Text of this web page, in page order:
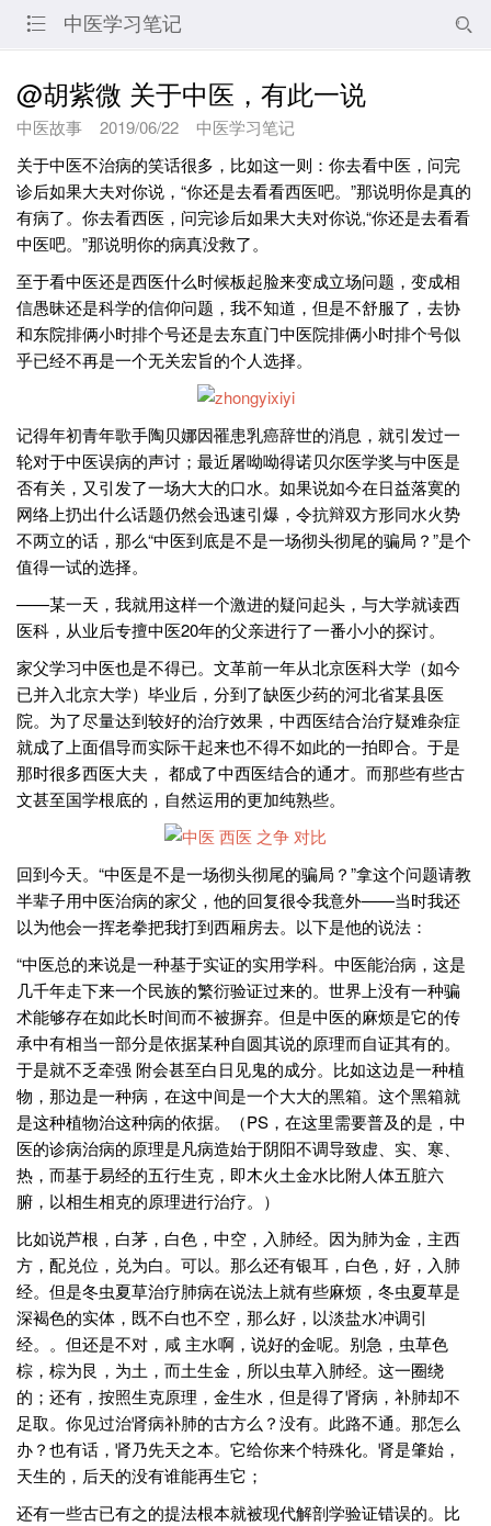
 中医学习笔记 
@胡紫微 关于中医，有此一说
中医故事 2019/06/22
中医学习笔记
关于中医不治病的笑话很多，比如这一则：你去看中医，问完
诊后如果大夫对你说，“你还是去看看西医吧。”那说明你是真的
有病了。你去看西医，问完诊后如果大夫对你说,“你还是去看看
中医吧。”那说明你的病真没救了。
至于看中医还是西医什么时候板起脸来变成立场问题，变成相
信愚昧还是科学的信仰问题，我不知道，但是不舒服了，去协
和东院排俩小时排个号还是去东直门中医院排俩小时排个号似
乎已经不再是一个无关宏旨的个人选择。
记得年初青年歌手陶贝娜因罹患乳癌辞世的消息，就引发过一
轮对于中医误病的声讨；最近屠呦呦得诺贝尔医学奖与中医是
否有关，又引发了一场大大的口水。如果说如今在日益落寞的
网络上扔出什么话题仍然会迅速引爆，令抗辩双方形同水火势
不两立的话，那么“中医到底是不是一场彻头彻尾的骗局？”是个
值得一试的选择。
——某一天，我就用这样一个激进的疑问起头，与大学就读西
医科，从业后专擅中医20年的父亲进行了一番小小的探讨。
家父学习中医也是不得已。文革前一年从北京医科大学（如今
已并入北京大学）毕业后，分到了缺医少药的河北省某县医
院。为了尽量达到较好的治疗效果，中西医结合治疗疑难杂症
就成了上面倡导而实际干起来也不得不如此的一拍即合。于是
那时很多西医大夫， 都成了中西医结合的通才。而那些有些古
文甚至国学根底的，自然运用的更加纯熟些。
回到今天。“中医是不是一场彻头彻尾的骗局？”拿这个问题请教
半辈子用中医治病的家父，他的回复很令我意外——当时我还
以为他会一挥老拳把我打到西厢房去。以下是他的说法：
“中医总的来说是一种基于实证的实用学科。中医能治病，这是
几千年走下来一个民族的繁衍验证过来的。世界上没有一种骗
术能够存在如此长时间而不被摒弃。但是中医的麻烦是它的传
承中有相当一部分是依据某种自圆其说的原理而自证其有的。
于是就不乏牵强 附会甚至白日见鬼的成分。比如这边是一种植
物，那边是一种病，在这中间是一个大大的黑箱。这个黑箱就
是这种植物治这种病的依据。（PS，在这里需要普及的是，中
医的诊病治病的原理是凡病造始于阴阳不调导致虚、实、寒、
热，而基于易经的五行生克，即木火土金水比附人体五脏六
腑，以相生相克的原理进行治疗。）
比如说芦根，白茅，白色，中空，入肺经。因为肺为金，主西
方，配兑位，兑为白。可以。那么还有银耳，白色，好，入肺
经。但是冬虫夏草治疗肺病在说法上就有些麻烦，冬虫夏草是
深褐色的实体，既不白也不空，那么好，以淡盐水冲调引
经。。但还是不对，咸 主水啊，说好的金呢。别急，虫草色
棕，棕为艮，为土，而土生金，所以虫草入肺经。这一圈绕
的；还有，按照生克原理，金生水，但是得了肾病，补肺却不
足取。你见过治肾病补肺的古方么？没有。此路不通。那怎么
办？也有话，肾乃先天之本。它给你来个特殊化。肾是肇始，
天生的，后天的没有谁能再生它；
还有一些古已有之的提法根本就被现代解剖学验证错误的。比